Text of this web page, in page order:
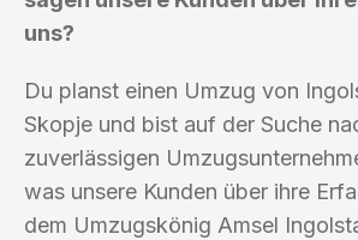
uns?
Du planst einen Umzug von
Skopje und bist auf der Suche
zuverlässigen
was unsere Kunden über ihre
dem Umzugskönig Amsel